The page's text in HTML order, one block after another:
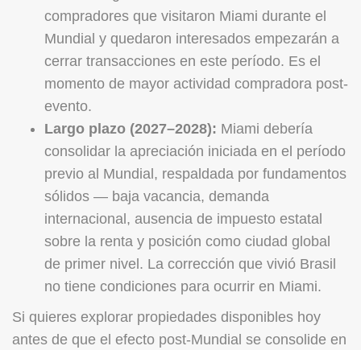
compradores que visitaron Miami durante el
Mundial y quedaron interesados empezarán a
cerrar transacciones en este período. Es el
momento de mayor actividad compradora post-
evento.
Largo plazo (2027–2028): Miami debería
consolidar la apreciación iniciada en el período
previo al Mundial, respaldada por fundamentos
sólidos — baja vacancia, demanda
internacional, ausencia de impuesto estatal
sobre la renta y posición como ciudad global
de primer nivel. La corrección que vivió Brasil
no tiene condiciones para ocurrir en Miami.
Si quieres explorar propiedades disponibles hoy
antes de que el efecto post-Mundial se consolide en